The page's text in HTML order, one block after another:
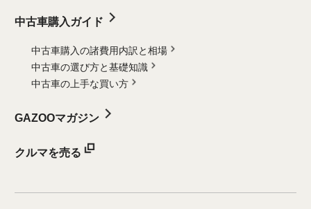
中古車購入ガイド
中古車購入の諸費用内訳と相場
中古車の選び方と基礎知識
中古車の上手な買い方
GAZOOマガジン
クルマを売る